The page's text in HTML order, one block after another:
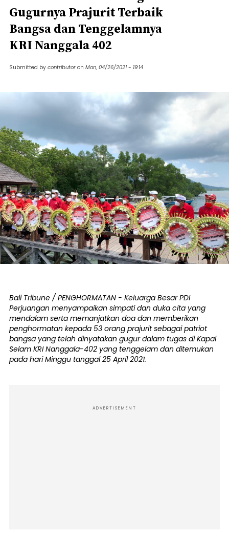
Gugurnya Prajurit Terbaik
Bangsa dan Tenggelamnya
KRI Nanggala 402
Submitted by contributor on Mon, 04/26/2021 - 19:14
Bali Tribune / PENGHORMATAN - Keluarga Besar PDI
Perjuangan menyampaikan simpati dan duka cita yang
mendalam serta memanjatkan doa dan memberikan
penghormatan kepada 53 orang prajurit sebagai patriot
bangsa yang telah dinyatakan gugur dalam tugas di Kapal
Selam KRI Nanggala-402 yang tenggelam dan ditemukan
pada hari Minggu tanggal 25 April 2021.
ADVERTISEMENT